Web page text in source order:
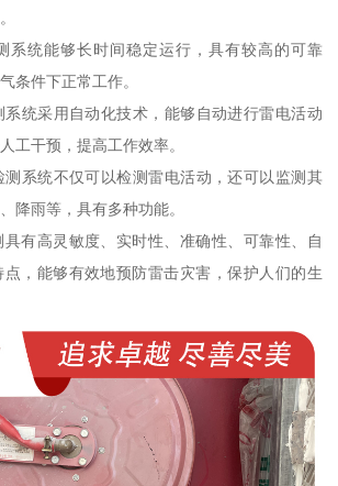
系统能够长时间稳定运行，具有较高的可靠
条件下正常工作。
统采用自动化技术，能够自动进行雷电活动
工干预，提高工作效率。
测系统不仅可以检测雷电活动，还可以监测其
降雨等，具有多种功能。
有高灵敏度、实时性、准确性、可靠性、自
，能够有效地预防雷击灾害，保护人们的生